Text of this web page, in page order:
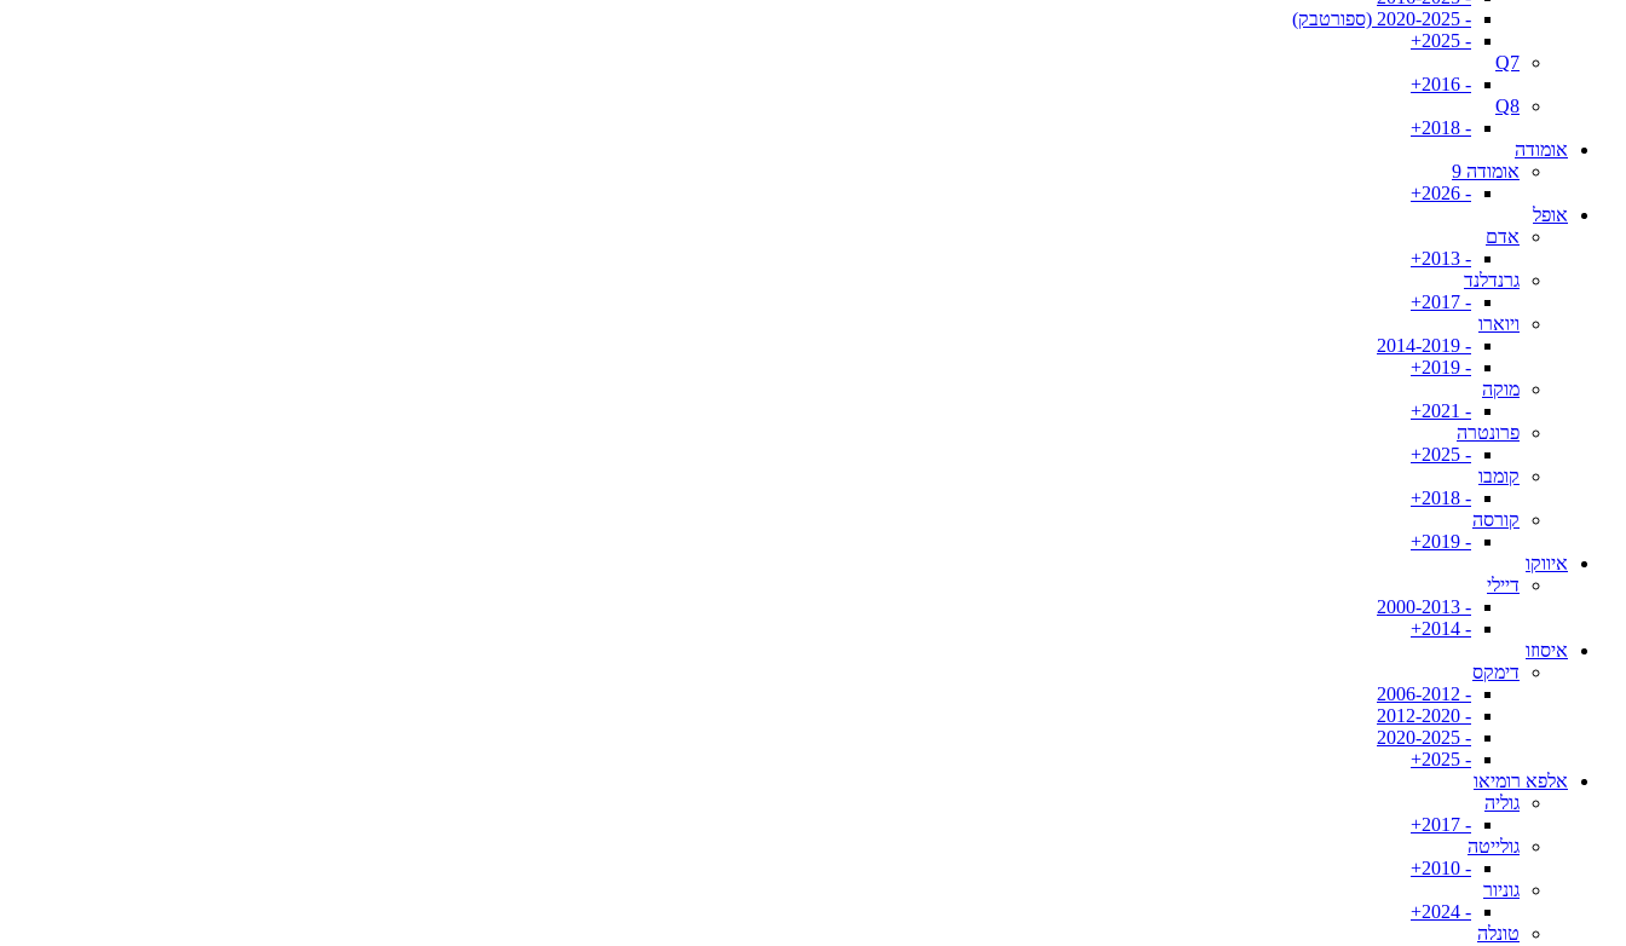
- 2020-2025 (ספורטבק)
- 2025+
Q7
- 2016+
Q8
- 2018+
אומודה
אומודה 9
- 2026+
אופל
אדם
- 2013+
גרנדלנד
- 2017+
ויוארו
- 2014-2019
- 2019+
מוקה
- 2021+
פרונטרה
- 2025+
קומבו
- 2018+
קורסה
- 2019+
איווקו
דיילי
- 2000-2013
- 2014+
איסוזו
דימקס
- 2006-2012
- 2012-2020
- 2020-2025
- 2025+
אלפא רומיאו
גוליה
- 2017+
גולייטה
- 2010+
גוניור
- 2024+
טונלה